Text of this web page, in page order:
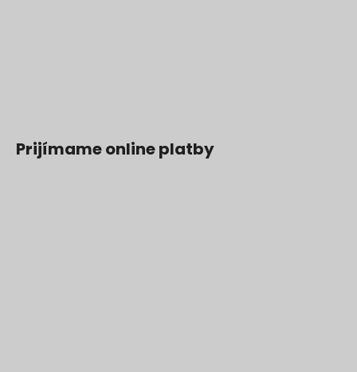
Prijímame online platby